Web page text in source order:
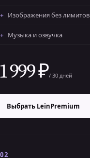
Изображения без лимитов
Музыка и озвучка
1 999 ₽/ 30 дней
Выбрать LeinPremium
02